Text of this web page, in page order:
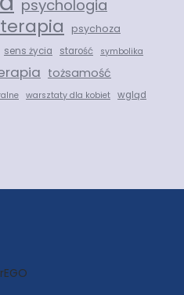
psychologia
psychoza
sens życia starość symbolika
tożsamość
warsztaty dla kobiet wgląd